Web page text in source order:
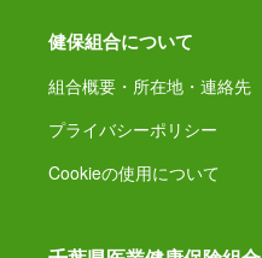
健保組合について
組合概要・所在地・連絡先
プライバシーポリシー
Cookieの使用について